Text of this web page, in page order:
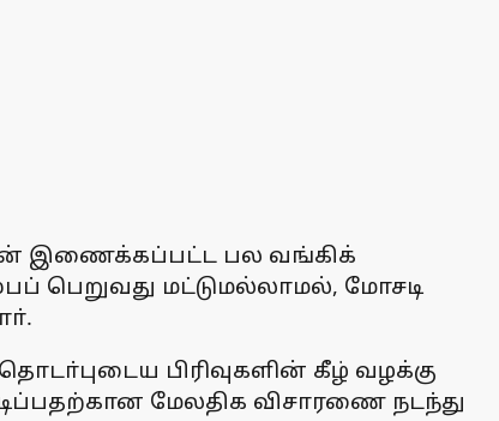
இணைக்கப்பட்ட பல வங்கிக்
பெறுவது மட்டுமல்லாமல், மோசடி
பிரிவுகளின் கீழ் வழக்கு
மேலதிக விசாரணை நடந்து